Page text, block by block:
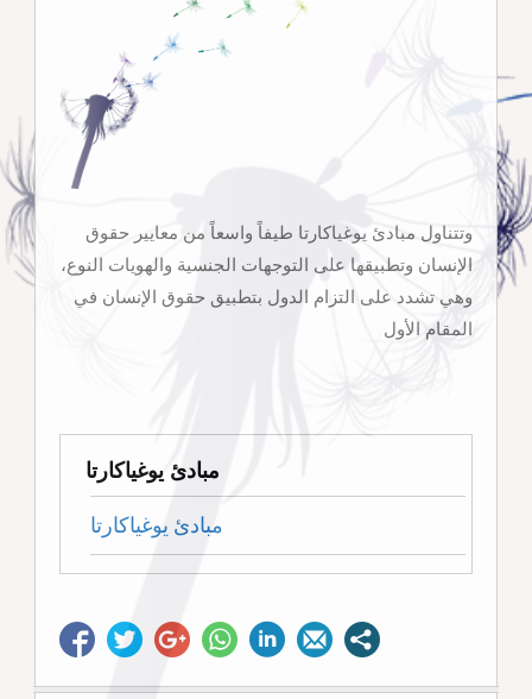
وتتناول مبادئ يوغياكارتا طيفاً واسعاً من معايير حقوق
الإنسان وتطبيقها على التوجهات الجنسية والهويات النوع،
وهي تشدد على التزام الدول بتطبيق حقوق الإنسان في
المقام الأول
مبادئ يوغياكارتا
مبادئ يوغياكارتا